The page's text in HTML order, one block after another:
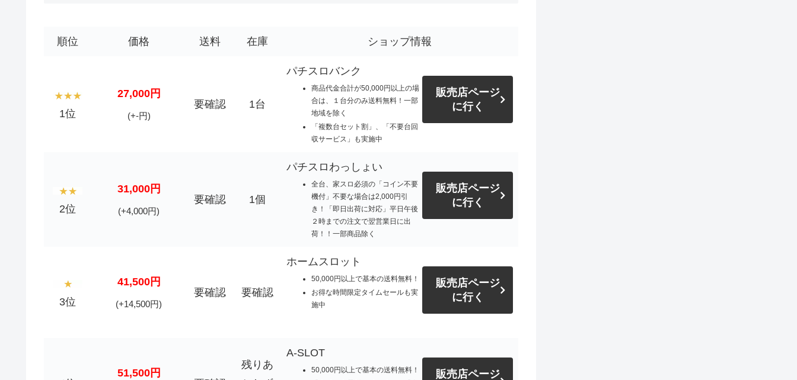
順位 価格 送料 在庫 ショップ情報
1位
27,000円
(+-円)
要確認 1台
パチスロバンク
商品代金合計が50,000円以上の場
合は、１台分のみ送料無料！一部
地域を除く
「複数台セット割」、「不要台回
収サービス」も実施中
販売店ページ
に行く
2位
31,000円
(+4,000円)
要確認 1個
パチスロわっしょい
全台、家スロ必須の「コイン不要
機付」不要な場合は2,000円引
き！「即日出荷に対応」平日午後
２時までの注文で翌営業日に出
荷！！一部商品除く
販売店ページ
に行く
3位
41,500円
(+14,500円)
要確認 要確認
ホームスロット
50,000円以上で基本の送料無料！
お得な時間限定タイムセールも実
施中
販売店ページ
に行く
51,500円
残りあ
A-SLOT
50,000円以上で基本の送料無料！
販売店ページ